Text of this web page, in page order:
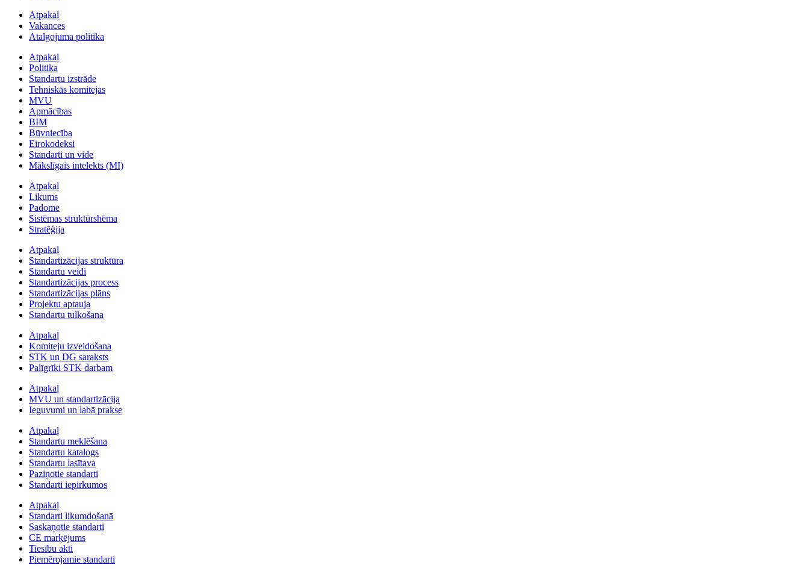
Atpakaļ
Vakances
Atalgojuma politika
Atpakaļ
Politika
Standartu izstrāde
Tehniskās komitejas
MVU
Apmācības
BIM
Būvniecība
Eirokodeksi
Standarti un vide
Mākslīgais intelekts (MI)
Atpakaļ
Likums
Padome
Sistēmas struktūrshēma
Stratēģija
Atpakaļ
Standartizācijas struktūra
Standartu veidi
Standartizācijas process
Standartizācijas plāns
Projektu aptauja
Standartu tulkošana
Atpakaļ
Komiteju izveidošana
STK un DG saraksts
Palīgrīki STK darbam
Atpakaļ
MVU un standartizācija
Ieguvumi un labā prakse
Atpakaļ
Standartu meklēšana
Standartu katalogs
Standartu lasītava
Paziņotie standarti
Standarti iepirkumos
Atpakaļ
Standarti likumdošanā
Saskaņotie standarti
CE marķējums
Tiesību akti
Piemērojamie standarti